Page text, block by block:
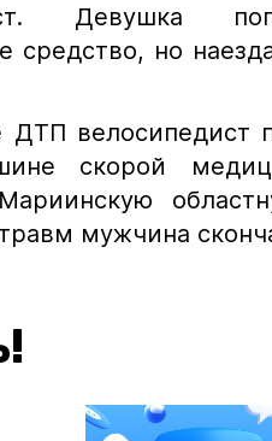
Девушка
средство, но
ДТП велосипедист
скорой
Мариинскую
мужчина